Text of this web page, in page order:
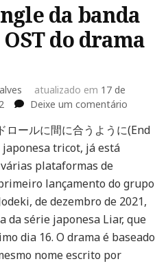
da banda
do drama
atualizado em 17 de
Deixe um comentário
single
é
OST
do
drama
ールに間に合うように(End
tricot, já está
plataformas de
lançamento do grupo
de dezembro de 2021,
da série japonesa Liar, que
dia 16. O drama é baseado
nome escrito por